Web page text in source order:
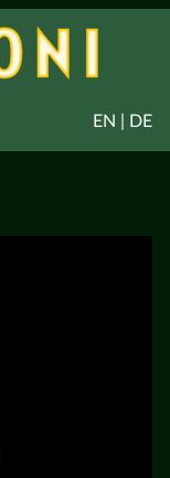
EN | DE